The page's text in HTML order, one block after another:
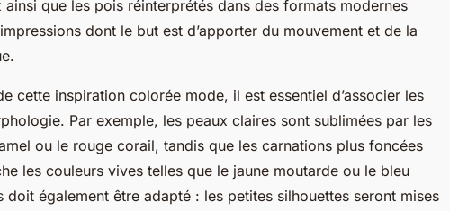
que les pois réinterprétés dans des formats modernes
dont le but est d’apporter du mouvement et de la
cette inspiration colorée mode, il est essentiel d’associer les
Par exemple, les peaux claires sont sublimées par les
ou le rouge corail, tandis que les carnations plus foncées
les couleurs vives telles que le jaune moutarde ou le bleu
également être adapté : les petites silhouettes seront mises